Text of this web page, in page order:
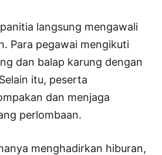
langsung mengawali
Para pegawai mengikuti
dan balap karung dengan
itu, peserta
dan menjaga
perlombaan.
menghadirkan hiburan,